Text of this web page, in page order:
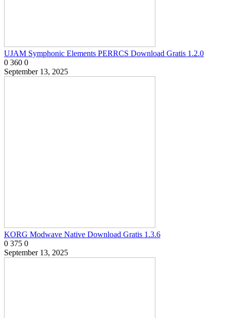
UJAM Symphonic Elements PERRCS Download Gratis 1.2.0
0 360 0
September 13, 2025
KORG Modwave Native Download Gratis 1.3.6
0 375 0
September 13, 2025